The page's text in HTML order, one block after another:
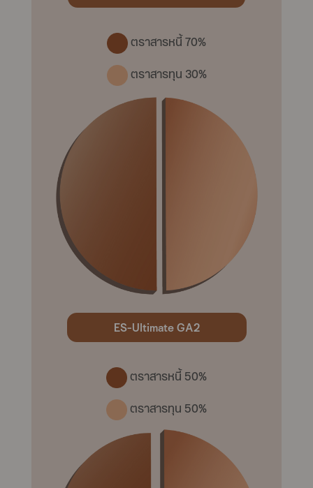
ตราสารหนี้ 70%
ตราสารทุน 30%
ES-Ultimate GA2
ตราสารหนี้ 50%
ตราสารทุน 50%